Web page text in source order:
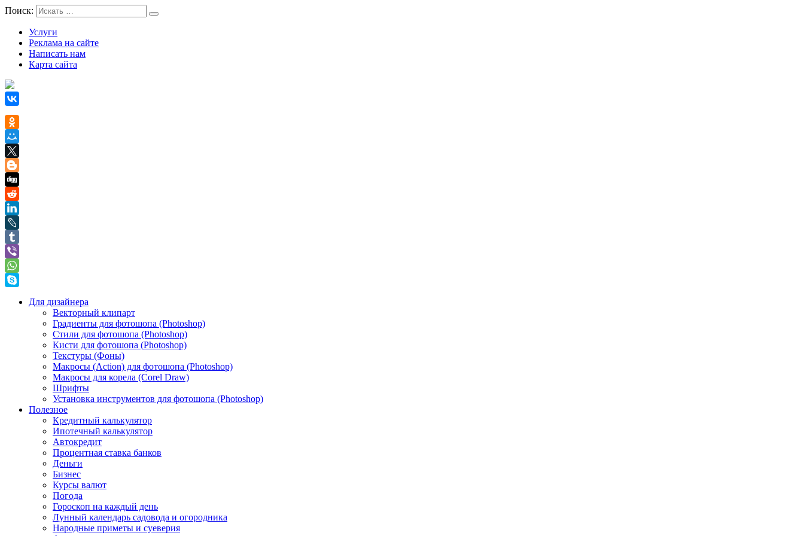
Поиск:
Услуги
Реклама на сайте
Написать нам
Карта сайта
Для дизайнера
Векторный клипарт
Градиенты для фотошопа (Photoshop)
Стили для фотошопа (Photoshop)
Кисти для фотошопа (Photoshop)
Текстуры (Фоны)
Макросы (Action) для фотошопа (Photoshop)
Макросы для корела (Corel Draw)
Шрифты
Установка инструментов для фотошопа (Photoshop)
Полезное
Кредитный калькулятор
Ипотечный калькулятор
Автокредит
Процентная ставка банков
Деньги
Бизнес
Курсы валют
Погода
Гороскоп на каждый день
Лунный календарь садовода и огородника
Народные приметы и суеверия